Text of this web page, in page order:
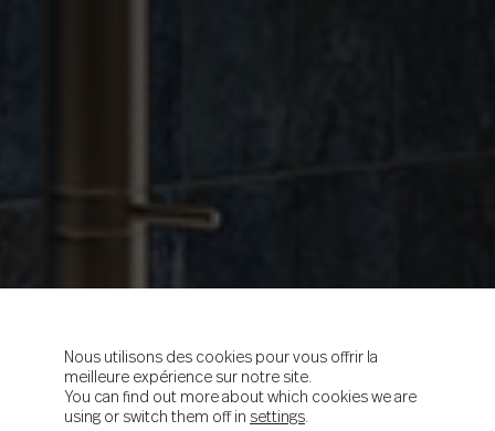
Nous utilisons des cookies pour vous offrir la
meilleure expérience sur notre site.
You can find out more about which cookies we are
using or switch them off in settings